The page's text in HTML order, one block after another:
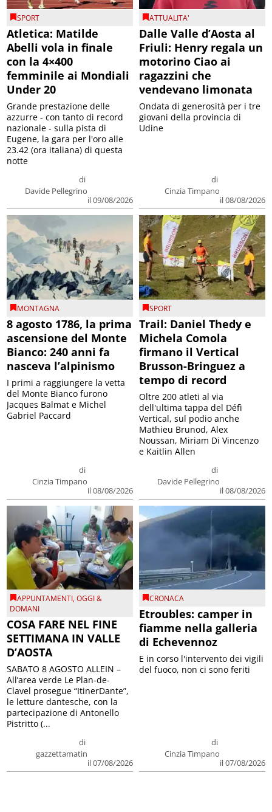
SPORT
Atletica: Matilde
Abelli vola in finale
con la 4×400
femminile ai Mondiali
Under 20
di
Davide Pellegrino
il 09/08/2026
Grande prestazione delle
azzurre - con tanto di record
nazionale - sulla pista di
Eugene, la gara per l'oro alle
23.42 (ora italiana) di questa
notte
ATTUALITA'
Dalle Valle d’Aosta al
Friuli: Henry regala un
motorino Ciao ai
ragazzini che
vendevano limonata
di
Cinzia Timpano
il 08/08/2026
Ondata di generosità per i tre
giovani della provincia di
Udine
MONTAGNA
8 agosto 1786, la prima
ascensione del Monte
Bianco: 240 anni fa
nasceva l’alpinismo
di
Cinzia Timpano
il 08/08/2026
I primi a raggiungere la vetta
del Monte Bianco furono
Jacques Balmat e Michel
Gabriel Paccard
SPORT
Trail: Daniel Thedy e
Michela Comola
firmano il Vertical
Brusson-Bringuez a
tempo di record
di
Davide Pellegrino
il 08/08/2026
Oltre 200 atleti al via
dell'ultima tappa del Défì
Vertical, sul podio anche
Mathieu Brunod, Alex
Noussan, Miriam Di Vincenzo
e Kaitlin Allen
APPUNTAMENTI,OGGI &
DOMANI
COSA FARE NEL FINE
SETTIMANA IN VALLE
D’AOSTA
di
gazzettamatin
il 07/08/2026
SABATO 8 AGOSTO ALLEIN –
All’area verde Le Plan-de-
Clavel prosegue “ItinerDante”,
le letture dantesche, con la
partecipazione di Antonello
Pistritto (...
CRONACA
Etroubles: camper in
fiamme nella galleria
di Echevennoz
di
Cinzia Timpano
il 07/08/2026
E in corso l'intervento dei vigili
del fuoco, non ci sono feriti